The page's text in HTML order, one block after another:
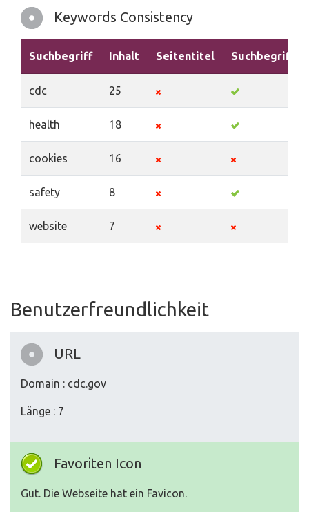
Keywords Consistency
Suchbegriff Inhalt Seitentitel Suchbegriffe
cdc 25
health 18
cookies 16
safety 8
website 7
Benutzerfreundlichkeit
URL
Domain : cdc.gov
Länge : 7
Favoriten Icon
Gut. Die Webseite hat ein Favicon.